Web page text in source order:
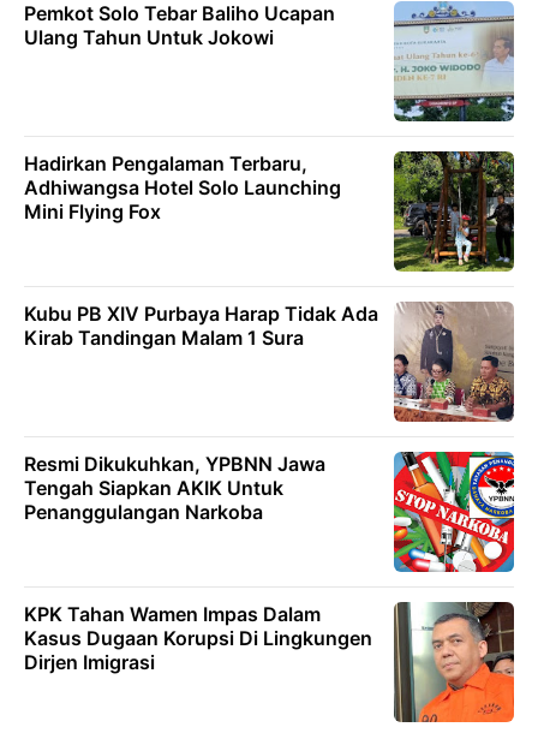
Pemkot Solo Tebar Baliho Ucapan
Ulang Tahun Untuk Jokowi
Hadirkan Pengalaman Terbaru,
Adhiwangsa Hotel Solo Launching
Mini Flying Fox
Kubu PB XIV Purbaya Harap Tidak Ada
Kirab Tandingan Malam 1 Sura
Resmi Dikukuhkan, YPBNN Jawa
Tengah Siapkan AKIK Untuk
Penanggulangan Narkoba
KPK Tahan Wamen Impas Dalam
Kasus Dugaan Korupsi Di Lingkungen
Dirjen Imigrasi